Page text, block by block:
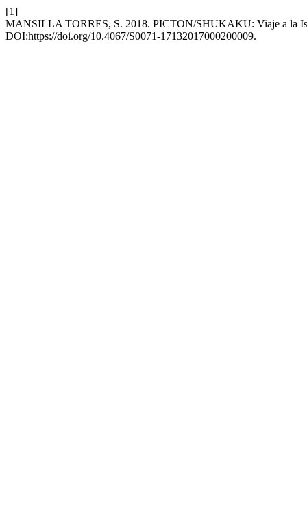
[1]
MANSILLA TORRES, S. 2018. PICTON/SHUKAKU: Viaje a la
DOI:https://doi.org/10.4067/S0071-17132017000200009.